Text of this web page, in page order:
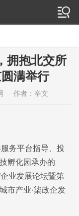
拥抱北交所
满举行
作者：辛文
务平台指导、投
孵化园承办的
业发展论坛暨第
市产业·柒政企发